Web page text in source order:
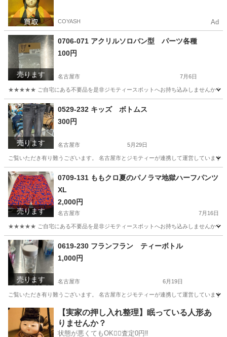
COYASH Ad
売ります
0706-071 アクリルソロバン型 パーツ各種
100円
名古屋市 7月6日
★★★★★ ご自宅にある不要品を是非ジモティースポットへお持ち込みしませんか？
愛知 名古屋市 アクリル
売ります
0529-232 キッズ ボトムス
300円
名古屋市 5月29日
ご覧いただき有り難うございます。 名古屋市とジモティーが連携して運営してい
愛知 名古屋市 スポーツウェア リユース
売ります
0709-131 ももクロ夏のパノラマ地獄ハーフパンツ
XL
2,000円
名古屋市 7月16日
★★★★★ ご自宅にある不要品を是非ジモティースポットへお持ち込みしませんか？
愛知 名古屋市 ももクロ
売ります
0619-230 フランフラン ティーボトル
1,000円
名古屋市 6月19日
ご覧いただき有り難うございます。 名古屋市とジモティーが連携して運営してい
愛知 名古屋市 食器 リユース
【実家の押し入れ整理】眠っている人形あ
りませんか？
状態が悪くてもOK🙆‍♀️査定0円‼️